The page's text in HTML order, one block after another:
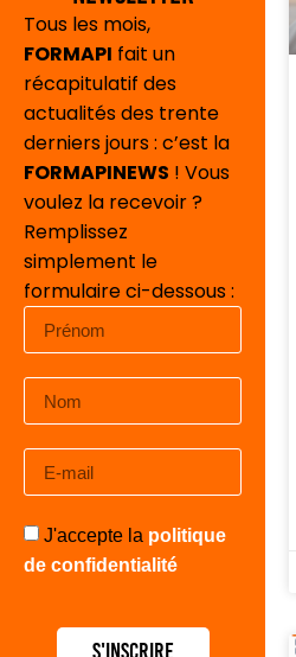
Tous les mois,
FORMAPI fait un
récapitulatif des
actualités des trente
derniers jours : c’est la
FORMAPINEWS ! Vous
voulez la recevoir ?
Remplissez
simplement le
formulaire ci-dessous :
J'accepte la politique
de confidentialité
S'inscrire